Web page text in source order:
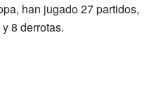
han jugado 27 partidos,
8 derrotas.